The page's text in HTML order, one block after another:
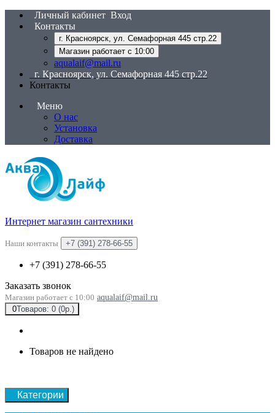
Личный кабинет Вход
Контакты
г. Красноярск, ул. Семафорная 445 стр.22
Магазин работает с 10:00
aqualaif@mail.ru
г. Красноярск, ул. Семафорная 445 стр.22
Контакты
Меню
О нас
Установка
Доставка
Интернет магазин сантехники
Наши контакты +7 (391) 278-66-55
+7 (391) 278-66-55
Заказать звонок
Магазин работает с 10:00 aqualaif@mail.ru
0Товаров: 0 (0р.)
Товаров не найдено
Категории